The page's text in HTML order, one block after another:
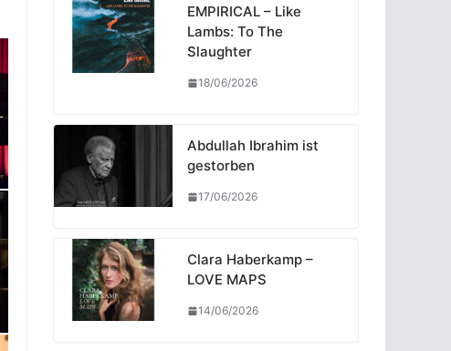
EMPIRICAL – Like
Lambs: To The
Slaughter
18/06/2026
Abdullah Ibrahim ist
gestorben
17/06/2026
Clara Haberkamp –
LOVE MAPS
14/06/2026